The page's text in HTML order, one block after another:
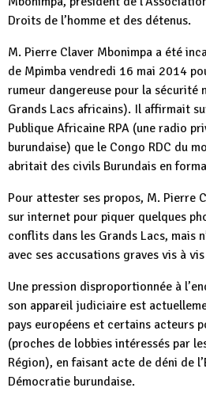
Droits de l’homme et des détenus.
M. Pierre Claver Mbonimpa a été
de Mpimba vendredi 16 mai 2014
rumeur dangereuse pour la sécurité
Grands Lacs africains). Il affirmait
Publique Africaine RPA (une radio
burundaise) que le Congo RDC du
abritait des civils Burundais en
Pour attester ses propos, M. Pierre
sur internet pour piquer quelques
conflits dans les Grands Lacs, mais
avec ses accusations graves vis à
Une pression disproportionnée à
son appareil judiciaire est
pays européens et certains acteurs
(proches de lobbies intéressés par
Région), en faisant acte de déni de
Démocratie burundaise.